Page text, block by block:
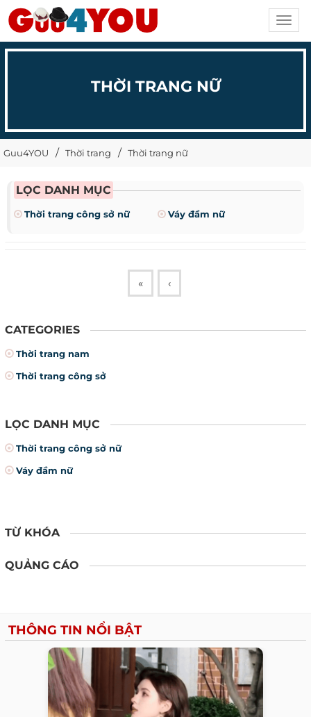
THỜI TRANG NỮ
Guu4YOU Thời trang Thời trang nữ
LỌC DANH MỤC
Thời trang công sở nữ Váy đầm nữ
« ‹
CATEGORIES
Thời trang nam
Thời trang công sở
LỌC DANH MỤC
Thời trang công sở nữ
Váy đầm nữ
TỪ KHÓA
QUẢNG CÁO
THÔNG TIN NỔI BẬT